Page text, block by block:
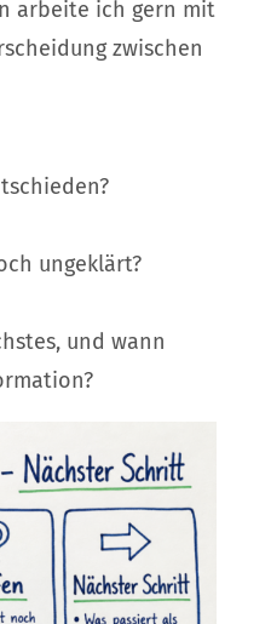
arbeite ich gern mit
zwischen
ungeklärt?
und wann